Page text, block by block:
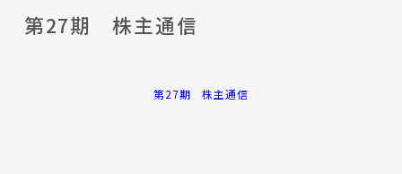
第27期 株主通信
第27期 株主通信